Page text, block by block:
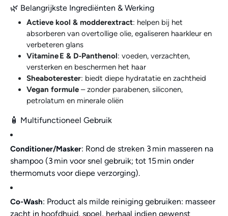
🌿 Belangrijkste Ingrediënten & Werking
Actieve kool & modderextract: helpen bij het
absorberen van overtollige olie, egaliseren haarkleur en
verbeteren glans
Vitamine E & D‑Panthenol: voeden, verzachten,
versterken en beschermen het haar
Sheaboterester: biedt diepe hydratatie en zachtheid
Vegan formule – zonder parabenen, siliconen,
petrolatum en minerale oliën
🧴 Multifunctioneel Gebruik
Conditioner/Masker: Rond de streken 3 min masseren na
shampoo (3 min voor snel gebruik; tot 15 min onder
thermomuts voor diepe verzorging).
Co-Wash: Product als milde reiniging gebruiken: masseer
zacht in hoofdhuid, spoel, herhaal indien gewenst